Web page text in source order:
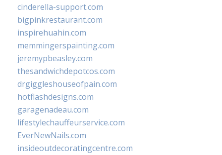
cinderella-support.com
bigpinkrestaurant.com
inspirehuahin.com
memmingerspainting.com
jeremypbeasley.com
thesandwichdepotcos.com
drgiggleshouseofpain.com
hotflashdesigns.com
garagenadeau.com
lifestylechauffeurservice.com
EverNewNails.com
insideoutdecoratingcentre.com